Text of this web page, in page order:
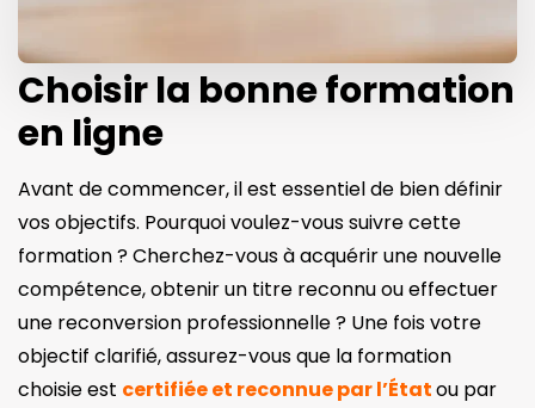
Choisir la bonne formation
en ligne
Avant de commencer, il est essentiel de bien définir
vos objectifs. Pourquoi voulez-vous suivre cette
formation ? Cherchez-vous à acquérir une nouvelle
compétence, obtenir un titre reconnu ou effectuer
une reconversion professionnelle ? Une fois votre
objectif clarifié, assurez-vous que la formation
choisie est certifiée et reconnue par l’Étatou par